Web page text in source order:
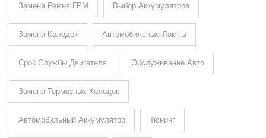
Замена Ремня ГРМ Выбор Аккумулятора
Замена Колодок Автомобильные Лампы
Срок Службы Двигателя Обслуживание Авто
Замена Тормозных Колодок
Автомобильный Аккумулятор Тюнинг